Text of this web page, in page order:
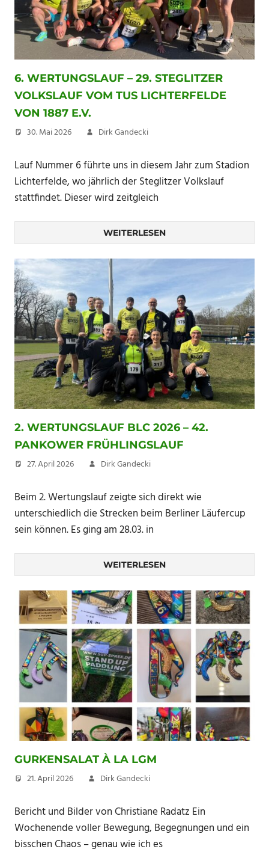
6. WERTUNGSLAUF – 29. STEGLITZER
VOLKSLAUF VOM TUS LICHTERFELDE
VON 1887 E.V.
30. Mai 2026 Dirk Gandecki
Lauf Nummer 6 führte uns in diesem Jahr zum Stadion
Lichterfelde, wo jährlich der Steglitzer Volkslauf
stattfindet. Dieser wird zeitgleich
WEITERLESEN
2. WERTUNGSLAUF BLC 2026 – 42.
PANKOWER FRÜHLINGSLAUF
27. April 2026 Dirk Gandecki
Beim 2. Wertungslauf zeigte sich direkt wie
unterschiedlich die Strecken beim Berliner Läufercup
sein können. Es ging am 28.03. in
WEITERLESEN
GURKENSALAT À LA LGM
21. April 2026 Dirk Gandecki
Bericht und Bilder von Christiane Radatz Ein
Wochenende voller Bewegung, Begegnungen und ein
bisschen Chaos – genau wie ich es